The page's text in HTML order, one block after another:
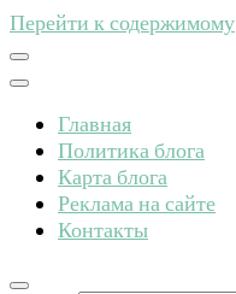
Перейти к содержимому
Главная
Политика блога
Карта блога
Реклама на сайте
Контакты